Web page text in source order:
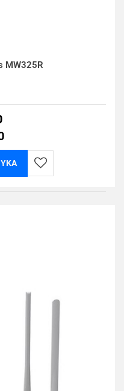
MW325R
Do